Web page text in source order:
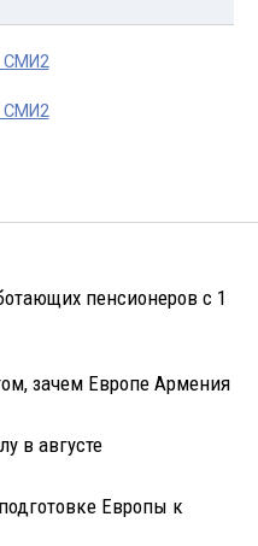
СМИ2
СМИ2
пенсионеров с 1
зачем Европе Армения
в августе
Европы к